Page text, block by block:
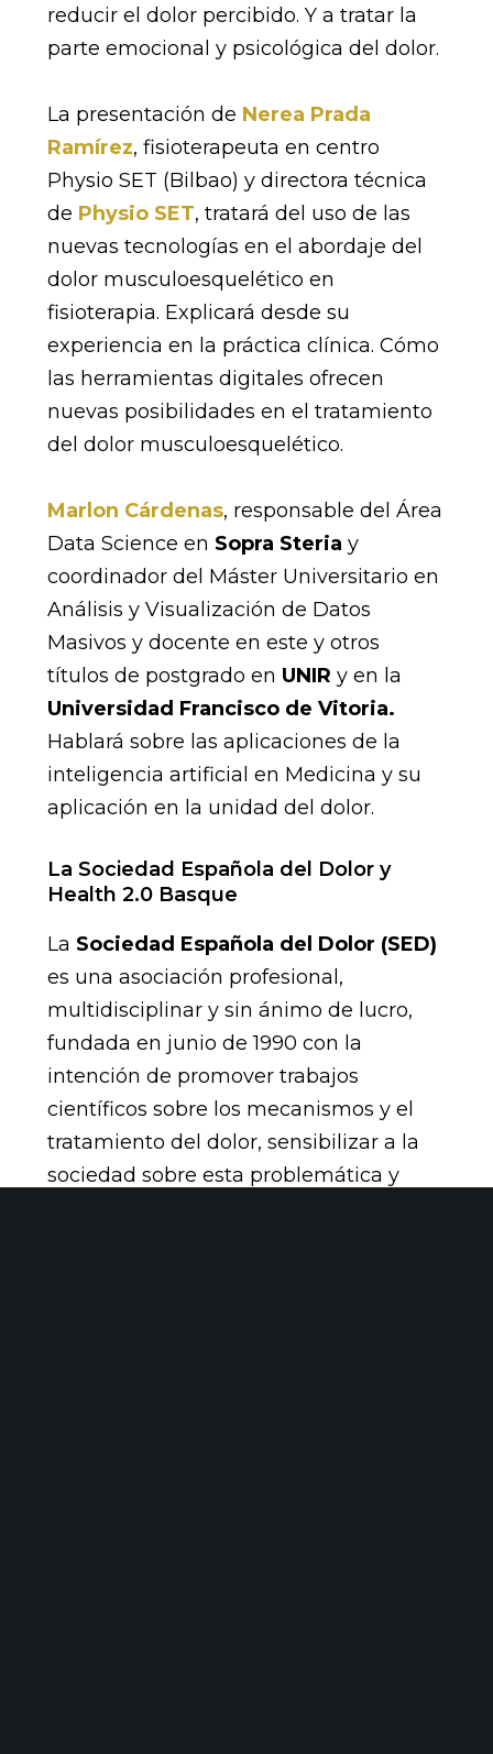
reducir el dolor percibido. Y a tratar la
parte emocional y psicológica del dolor.
La presentación de Nerea Prada
Ramírez, fisioterapeuta en centro
Physio SET (Bilbao) y directora técnica
de Physio SET, tratará del uso de las
nuevas tecnologías en el abordaje del
dolor musculoesquelético en
fisioterapia. Explicará desde su
experiencia en la práctica clínica. Cómo
las herramientas digitales ofrecen
nuevas posibilidades en el tratamiento
del dolor musculoesquelético.
Marlon Cárdenas, responsable del Área
Data Science en Sopra Steria y
coordinador del Máster Universitario en
Análisis y Visualización de Datos
Masivos y docente en este y otros
títulos de postgrado en UNIR y en la
Universidad Francisco de Vitoria.
Hablará sobre las aplicaciones de la
inteligencia artificial en Medicina y su
aplicación en la unidad del dolor.
La Sociedad Española del Dolor y
Health 2.0 Basque
La Sociedad Española del Dolor (SED)
es una asociación profesional,
multidisciplinar y sin ánimo de lucro,
fundada en junio de 1990 con la
intención de promover trabajos
científicos sobre los mecanismos y el
tratamiento del dolor, sensibilizar a la
sociedad sobre esta problemática y